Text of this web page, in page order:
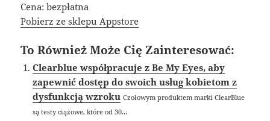
Cena: bezpłatna
Pobierz ze sklepu Appstore
To Również Może Cię Zainteresować:
Clearblue współpracuje z Be My Eyes, aby
zapewnić dostęp do swoich usług kobietom z
dysfunkcją wzroku Czołowym produktem marki ClearBlue
są testy ciążowe, które od 30...